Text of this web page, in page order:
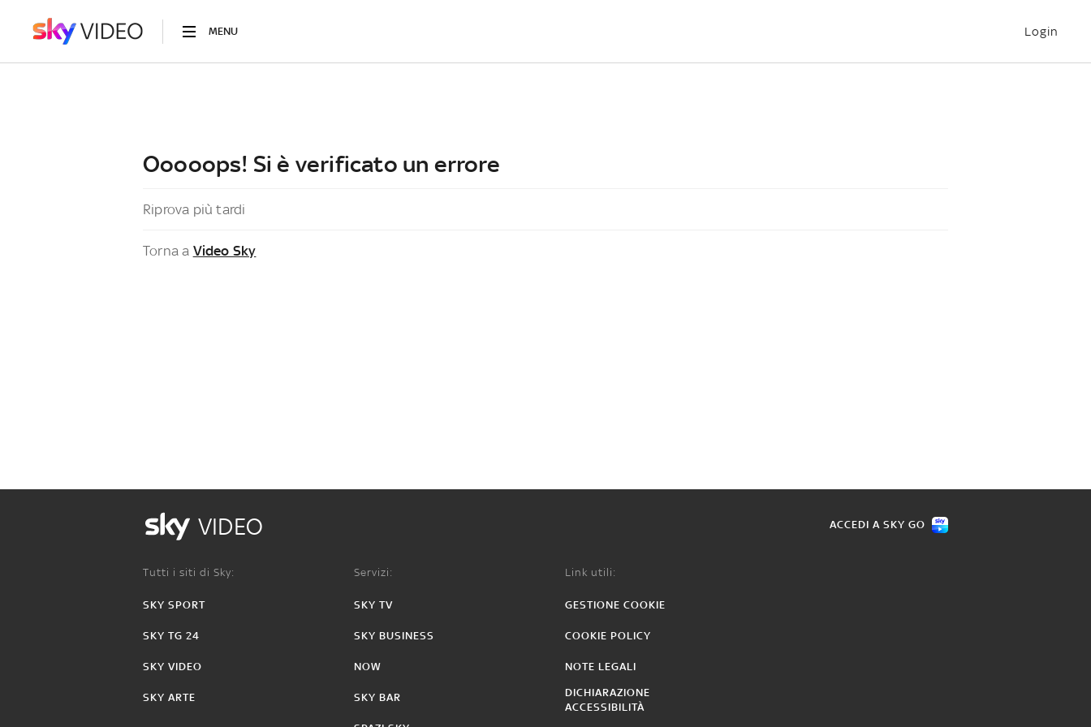
MENU Login
Ooooops! Si è verificato un errore
Riprova più tardi
Torna a Video Sky
VIDEO ACCEDI A SKY GO
Tutti i siti di Sky:
SKY SPORT
SKY TG 24
SKY VIDEO
SKY ARTE
Servizi:
SKY TV
SKY BUSINESS
NOW
SKY BAR
Link utili:
GESTIONE COOKIE
COOKIE POLICY
NOTE LEGALI
DICHIARAZIONE
ACCESSIBILITÀ